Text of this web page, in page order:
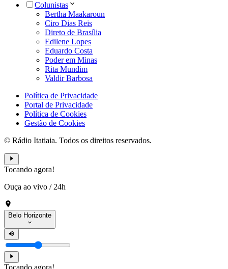
Colunistas
Bertha Maakaroun
Ciro Dias Reis
Direto de Brasília
Edilene Lopes
Eduardo Costa
Poder em Minas
Rita Mundim
Valdir Barbosa
Política de Privacidade
Portal de Privacidade
Política de Cookies
Gestão de Cookies
© Rádio Itatiaia. Todos os direitos reservados.
Tocando agora!
Ouça ao vivo / 24h
Belo Horizonte
Tocando agora!